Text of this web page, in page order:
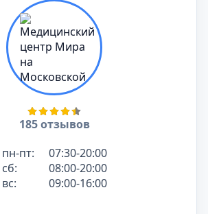
185 отзывов
пн-пт:
07:30-20:00
сб:
08:00-20:00
вс:
09:00-16:00